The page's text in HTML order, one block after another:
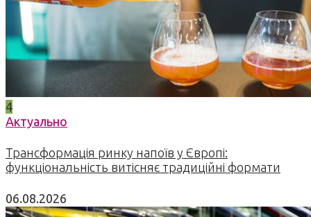
4
Актуально
Трансформація ринку напоїв у Європі:
функціональність витісняє традиційні формати
06.08.2026